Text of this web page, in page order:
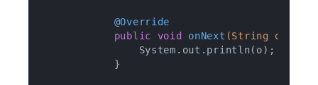
@Override
public
void onNext (String o)
                System.out.println(o);
            }